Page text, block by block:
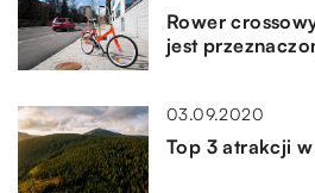
Rower
jest
03.09.2020
Top 3 atrakcji